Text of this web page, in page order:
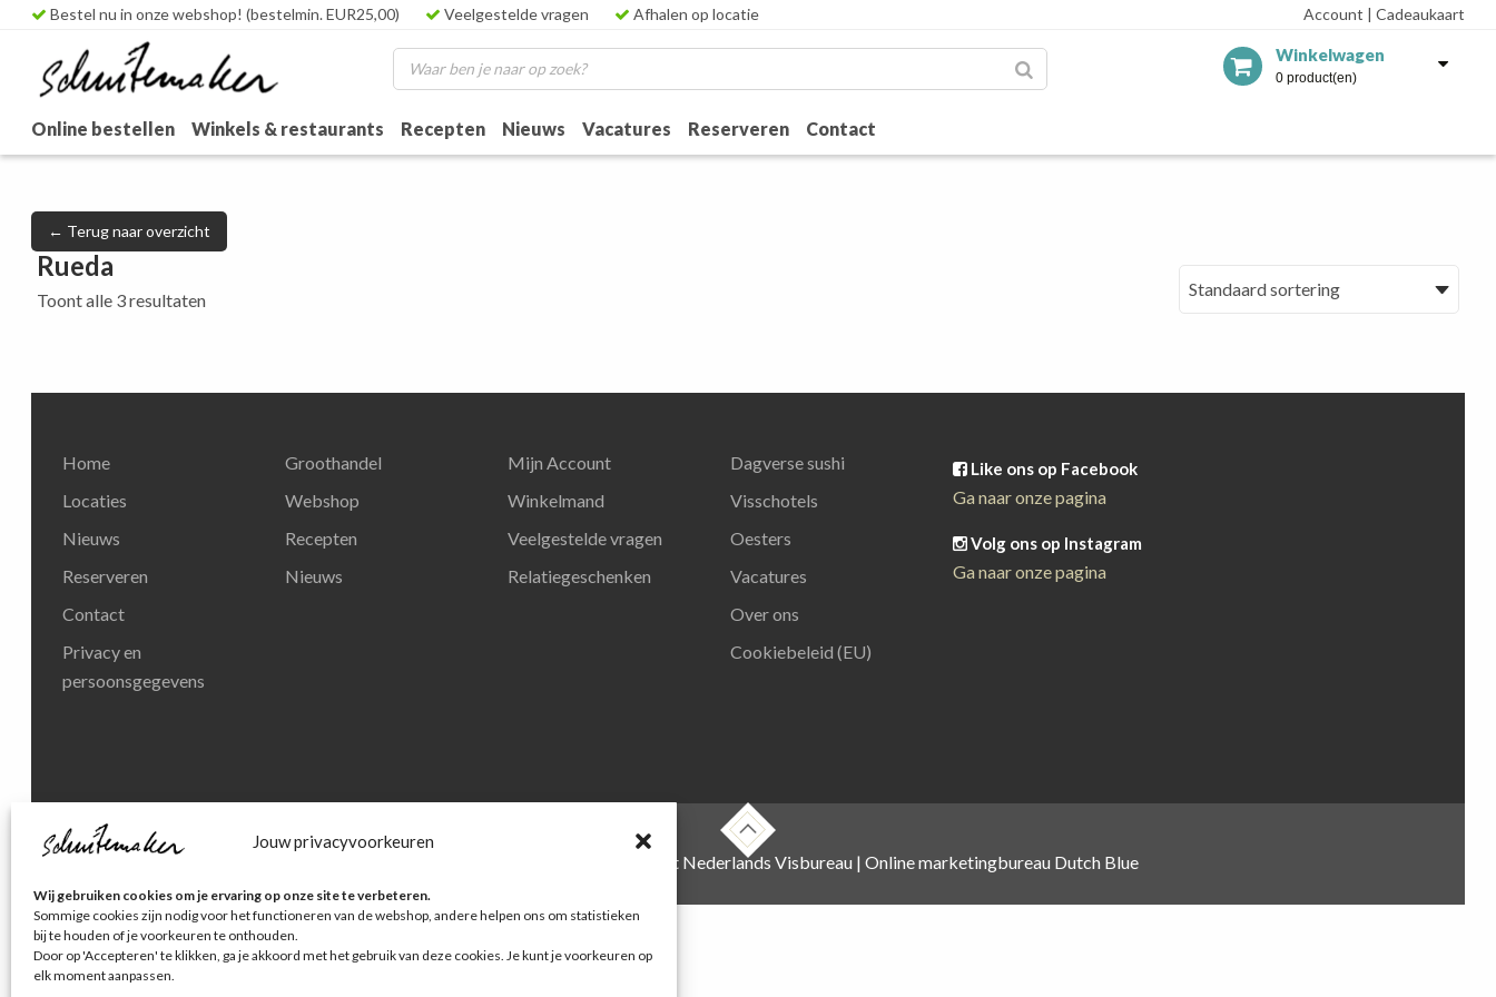
Jouw privacyvoorkeuren
Wij gebruiken cookies om je ervaring op onze site te verbeteren.
Sommige cookies zijn nodig voor het functioneren van de webshop, andere helpen ons om statistieken
bij te houden of je voorkeuren te onthouden.
Door op 'Accepteren' te klikken, ga je akkoord met het gebruik van deze cookies. Je kunt je voorkeuren op
elk moment aanpassen.
Bestel nu in onze webshop! (bestelmin. EUR25,00) Veelgestelde vragen Afhalen op locatie Account | Cadeaukaart
Winkelwagen
0 product(en)
Online bestellen Winkels & restaurants Recepten Nieuws Vacatures Reserveren Contact
← Terug naar overzicht
Rueda
Toont alle 3 resultaten
Home
Locaties
Nieuws
Reserveren
Contact
Privacy en
persoonsgegevens
Groothandel
Webshop
Recepten
Nieuws
Mijn Account
Winkelmand
Veelgestelde vragen
Relatiegeschenken
Dagverse sushi
Visschotels
Oesters
Vacatures
Over ons
Cookiebeleid (EU)
Like ons op Facebook
Ga naar onze pagina
Volg ons op Instagram
Ga naar onze pagina
© Schuitemaker Vis , foto's zijn o.a. van het Nederlands Visbureau |Online marketingbureau Dutch Blue